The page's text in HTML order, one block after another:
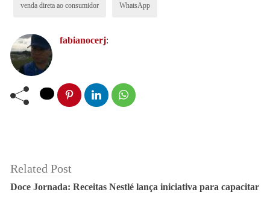
venda direta ao consumidor WhatsApp
fabianocerj:
Related Post
Doce Jornada: Receitas Nestlé lança iniciativa para capacitar